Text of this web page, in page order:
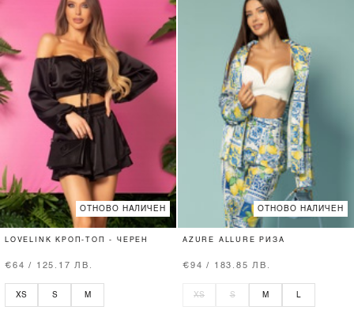
ОТНОВО НАЛИЧЕН
LOVELINK КРОП-ТОП - ЧЕРЕН
€64 / 125.17 ЛВ.
XS S M
ОТНОВО НАЛИЧЕН
AZURE ALLURE РИЗА
€94 / 183.85 ЛВ.
XS S M